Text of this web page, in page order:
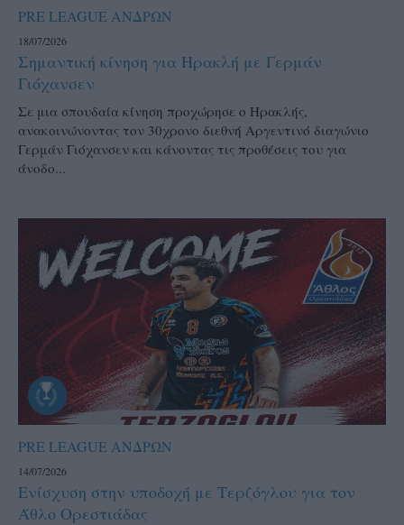
PRE LEAGUE ΑΝΔΡΩΝ
18/07/2026
Σημαντική κίνηση για Ηρακλή με Γερμάν
Γιόχανσεν
Σε μια σπουδαία κίνηση προχώρησε ο Ηρακλής,
ανακοινώνοντας τον 30χρονο διεθνή Αργεντινό διαγώνιο
Γερμάν Γιόχανσεν και κάνοντας τις προθέσεις του για
άνοδο...
PRE LEAGUE ΑΝΔΡΩΝ
14/07/2026
Ενίσχυση στην υποδοχή με Τερζόγλου για τον
Άθλο Ορεστιάδας